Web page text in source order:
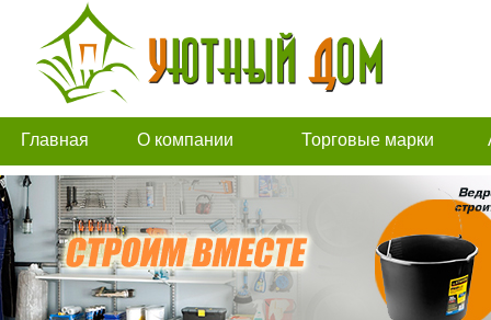
Главная О компании Торговые марки